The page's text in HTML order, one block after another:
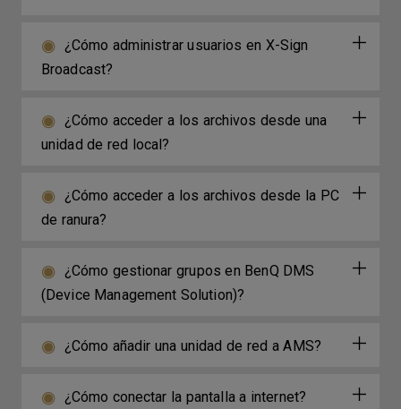
¿Cómo administrar usuarios en X-Sign
Broadcast?
¿Cómo acceder a los archivos desde una
unidad de red local?
¿Cómo acceder a los archivos desde la PC
de ranura?
¿Cómo gestionar grupos en BenQ DMS
(Device Management Solution)?
¿Cómo añadir una unidad de red a AMS?
¿Cómo conectar la pantalla a internet?